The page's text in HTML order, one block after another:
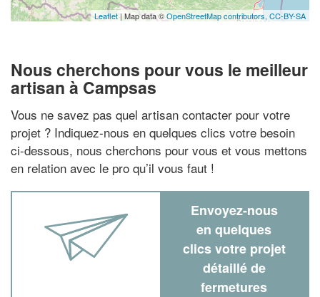
Leaflet | Map data ©OpenStreetMap contributors, CC-BY-SA
Nous cherchons pour vous le meilleur
artisan à Campsas
Vous ne savez pas quel artisan contacter pour votre
projet ? Indiquez-nous en quelques clics votre besoin
ci-dessous, nous cherchons pour vous et vous mettons
en relation avec le pro qu’il vous faut !
Envoyez-nous
en quelques
clics votre projet
détaillé de
fermetures